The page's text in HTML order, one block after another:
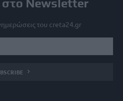
στο Newsletter
του creta24.gr